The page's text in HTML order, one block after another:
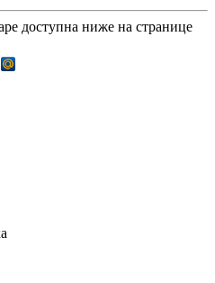
доступна ниже на странице